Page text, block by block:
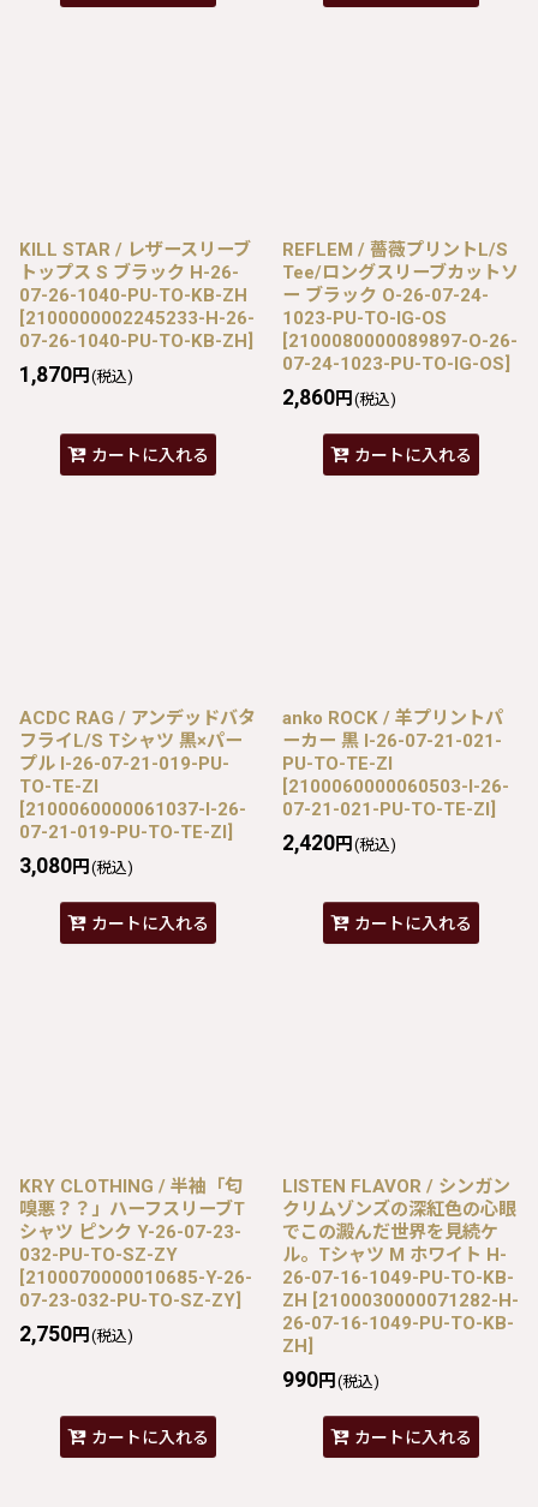
KILL STAR / レザースリーブ
トップス S ブラック H-26-
07-26-1040-PU-TO-KB-ZH
[2100000002245233-H-26-
07-26-1040-PU-TO-KB-ZH]
1,870円 (税込)
カートに入れる
REFLEM / 薔薇プリントL/S
Tee/ロングスリーブカットソ
ー ブラック O-26-07-24-
1023-PU-TO-IG-OS
[2100080000089897-O-26-
07-24-1023-PU-TO-IG-OS]
2,860円 (税込)
カートに入れる
ACDC RAG / アンデッドバタ
フライL/S Tシャツ 黒×パー
プル I-26-07-21-019-PU-
TO-TE-ZI
[2100060000061037-I-26-
07-21-019-PU-TO-TE-ZI]
3,080円 (税込)
カートに入れる
anko ROCK / 羊プリントパ
ーカー 黒 I-26-07-21-021-
PU-TO-TE-ZI
[2100060000060503-I-26-
07-21-021-PU-TO-TE-ZI]
2,420円 (税込)
カートに入れる
KRY CLOTHING / 半袖「匂
嗅悪？？」ハーフスリーブT
シャツ ピンク Y-26-07-23-
032-PU-TO-SZ-ZY
[2100070000010685-Y-26-
07-23-032-PU-TO-SZ-ZY]
2,750円 (税込)
カートに入れる
LISTEN FLAVOR / シンガン
クリムゾンズの深紅色の心眼
でこの澱んだ世界を見続ケ
ル。Tシャツ M ホワイト H-
26-07-16-1049-PU-TO-KB-
ZH [2100030000071282-H-
26-07-16-1049-PU-TO-KB-
ZH]
990円 (税込)
カートに入れる